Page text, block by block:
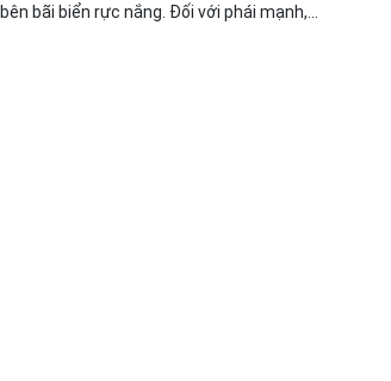
bên bãi biển rực nắng. Đối với phái mạnh,...